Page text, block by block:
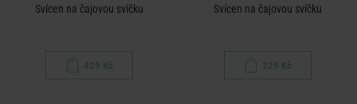
Svícen na čajovou svíčku
429 Kč
Svícen na čajovou svíčku
229 Kč